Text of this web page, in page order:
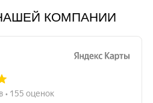
КОМПАНИИ